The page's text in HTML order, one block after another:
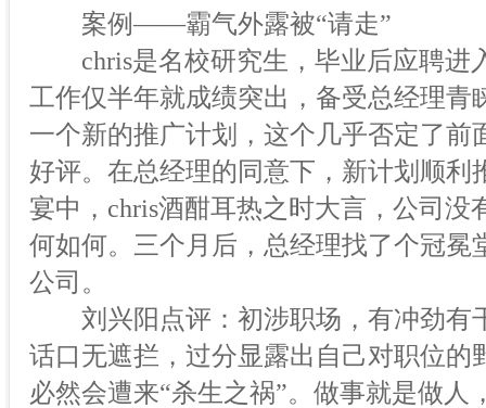
案例——霸气外露被“请走”
chris是名校研究生，毕业后应聘进
工作仅半年就成绩突出，备受总经理
一个新的推广计划，这个几乎否定了
好评。在总经理的同意下，新计划顺
宴中，chris酒酣耳热之时大言，公司
何如何。三个月后，总经理找了个冠冕
公司。
刘兴阳点评：初涉职场，有冲劲有
话口无遮拦，过分显露出自己对职位
必然会遭来“杀生之祸”。做事就是做